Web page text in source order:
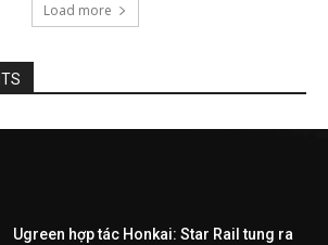
Load more
Ugreen hợp tác Honkai: Star Rail tung ra